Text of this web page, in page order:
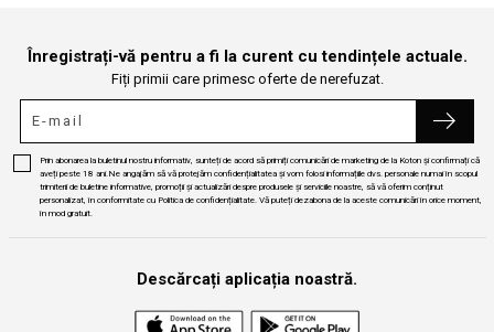
Înregistrați-vă pentru a fi la curent cu tendințele actuale.
Fiți primii care primesc oferte de nerefuzat.
Prin abonarea la buletinul nostru informativ, sunteți de acord să primiți comunicări de marketing de la Koton și confirmați că
aveți peste 18 ani.Ne angajăm să vă protejăm confidențialitatea și vom folosi informațiile dvs. personale numai în scopul
trimiterii de buletine informative, promoții și actualizări despre produsele și serviciile noastre, să vă oferim conținut
personalizat, în conformitate cu Politica de confidențialitate. Vă puteți dezabona de la aceste comunicări în orice moment,
în mod gratuit.
Descărcați aplicația noastră.